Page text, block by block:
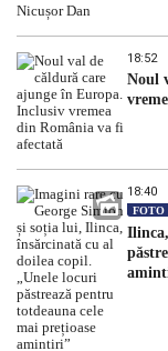
18:52
Noul
18:40
FOTO